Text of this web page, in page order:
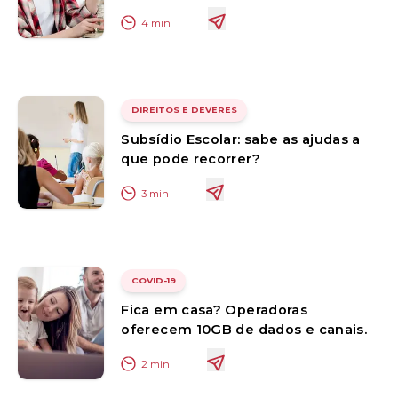
4 min
DIREITOS E DEVERES
Subsídio Escolar: sabe as ajudas a
que pode recorrer?
3 min
COVID-19
Fica em casa? Operadoras
oferecem 10GB de dados e canais.
2 min